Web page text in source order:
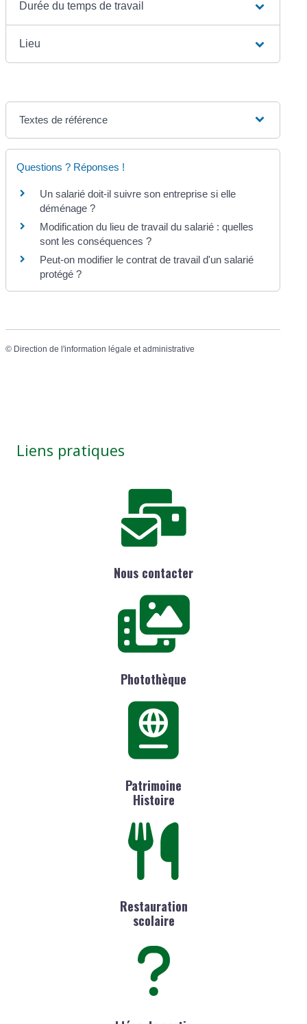
Durée du temps de travail
Lieu
Textes de référence
Questions ? Réponses !
Un salarié doit-il suivre son entreprise si elle
déménage ?
Modification du lieu de travail du salarié : quelles
sont les conséquences ?
Peut-on modifier le contrat de travail d'un salarié
protégé ?
© Direction de l'information légale et administrative
Liens pratiques
Nous contacter
Photothèque
Patrimoine
Histoire
Restauration
scolaire